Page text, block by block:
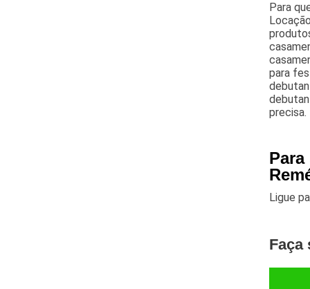
Para
para
precisa.
Ligue
Faça